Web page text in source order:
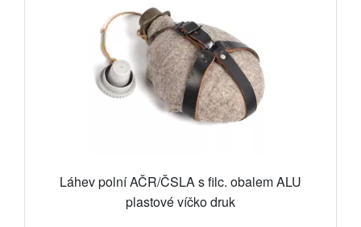
Láhev polní AČR/ČSLA s filc. obalem ALU
plastové víčko druk